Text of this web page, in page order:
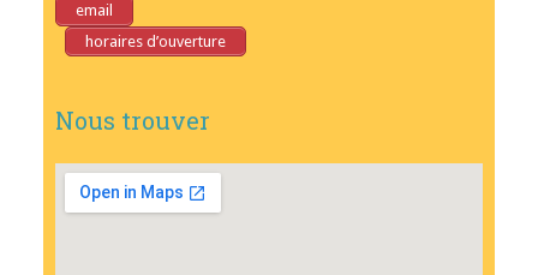
email
horaires d’ouverture
Nous trouver